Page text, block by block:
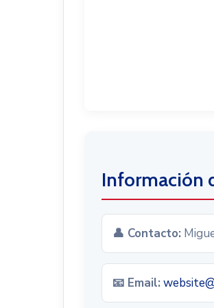
Información
👤 Contacto:
📧 Email: